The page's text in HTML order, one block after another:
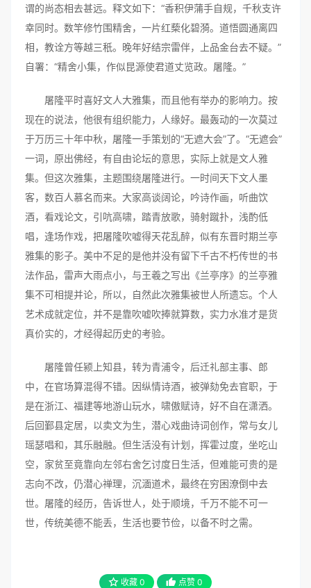
谓的尚态相去甚远。释文如下：“香积伊蒲手自规，千秋支许
幸同时。数竿修竹围精舍，一片红蔾化碧漪。道悟圆通离四
相，教诠方等越三秖。晚年好结宗雷伴，上品金台去不疑。”
自署：“精舍小集，作似昆源使君道丈览政。屠隆。”
屠隆平时喜好文人大雅集，而且他有举办的影响力。按
现在的说法，他很有组织能力，人缘好。最轰动的一次莫过
于万历三十年中秋，屠隆一手策划的“无遮大会”了。“无遮会”
一词，原出佛经，有自由论坛的意思，实际上就是文人雅
集。但这次雅集，主题围绕屠隆进行。一时间天下文人墨
客，数百人慕名而来。大家高谈阔论，吟诗作画，听曲饮
酒，看戏论文，引吭高啸，踏青放歌，骑射蹴扑，浅酌低
唱，逢场作戏，把屠隆吹嘘得天花乱醉，似有东晋时期兰亭
雅集的影子。美中不足的是他并没有留下千古不朽传世的书
法作品，雷声大雨点小，与王羲之写出《兰亭序》的兰亭雅
集不可相提并论，所以，自然此次雅集被世人所遗忘。个人
艺术成就定位，并不是靠吹嘘吹捧就算数，实力水准才是货
真价实的，才经得起历史的考验。
屠隆曾任颍上知县，转为青浦令，后迁礼部主事、郎
中，在官场算混得不错。因纵情诗酒，被弹劾免去官职，于
是在浙江、福建等地游山玩水，啸傲赋诗，好不自在潇洒。
后回鄞县定居，以卖文为生，潜心戏曲诗词创作，常与女儿
瑶瑟唱和，其乐融融。但生活没有计划，挥霍过度，坐吃山
空，家贫至竟靠向左邻右舍乞讨度日生活，但难能可贵的是
志向不改，仍潜心禅理，沉湎道术，最终在穷困潦倒中去
世。屠隆的经历，告诉世人，处于顺境，千万不能不可一
世，传统美德不能丢，生活也要节俭，以备不时之需。
收藏 0 点赞 0